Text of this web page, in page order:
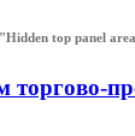
top panel